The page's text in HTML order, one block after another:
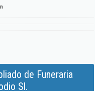
de Funeraria
Sl.